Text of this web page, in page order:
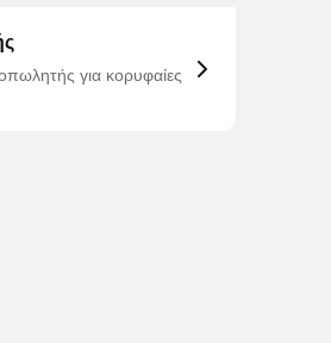
για κορυφαίες